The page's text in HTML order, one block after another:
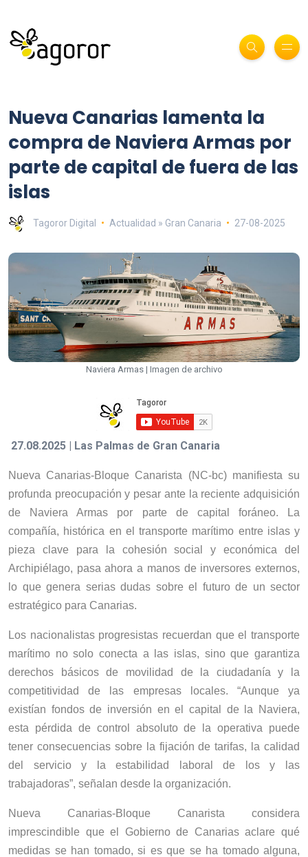
Nueva Canarias lamenta la
compra de Naviera Armas por
parte de capital de fuera de las
islas
Tagoror Digital Actualidad » Gran Canaria 27-08-2025
Naviera Armas | Imagen de archivo
27.08.2025 | Las Palmas de Gran Canaria
Nueva Canarias-Bloque Canarista (NC-bc) manifiesta su
profunda preocupación y pesar ante la reciente adquisición
de Naviera Armas por parte de capital foráneo. La
compañía, histórica en el transporte marítimo entre islas y
pieza clave para la cohesión social y económica del
Archipiélago, pasa ahora a manos de inversores externos,
lo que genera serias dudas sobre el futuro de un sector
estratégico para Canarias.
Los nacionalistas progresistas recuerdan que el transporte
marítimo no solo conecta a las islas, sino que garantiza
derechos básicos de movilidad de la ciudadanía y la
competitividad de las empresas locales. “Aunque ya
existían fondos de inversión en el capital de la Naviera,
esta pérdida de control absoluto de la operativa puede
tener consecuencias sobre la fijación de tarifas, la calidad
del servicio y la estabilidad laboral de los y las
trabajadoras”, señalan desde la organización.
Nueva Canarias-Bloque Canarista considera
imprescindible que el Gobierno de Canarias aclare qué
medidas se han tomado, si es que se ha tomado alguna,